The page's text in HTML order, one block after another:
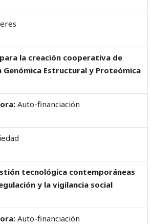
la creación cooperativa de
Genómica Estructural y Proteómica
Auto-financiación
tecnológica contemporáneas
y la vigilancia social
Auto-financiación